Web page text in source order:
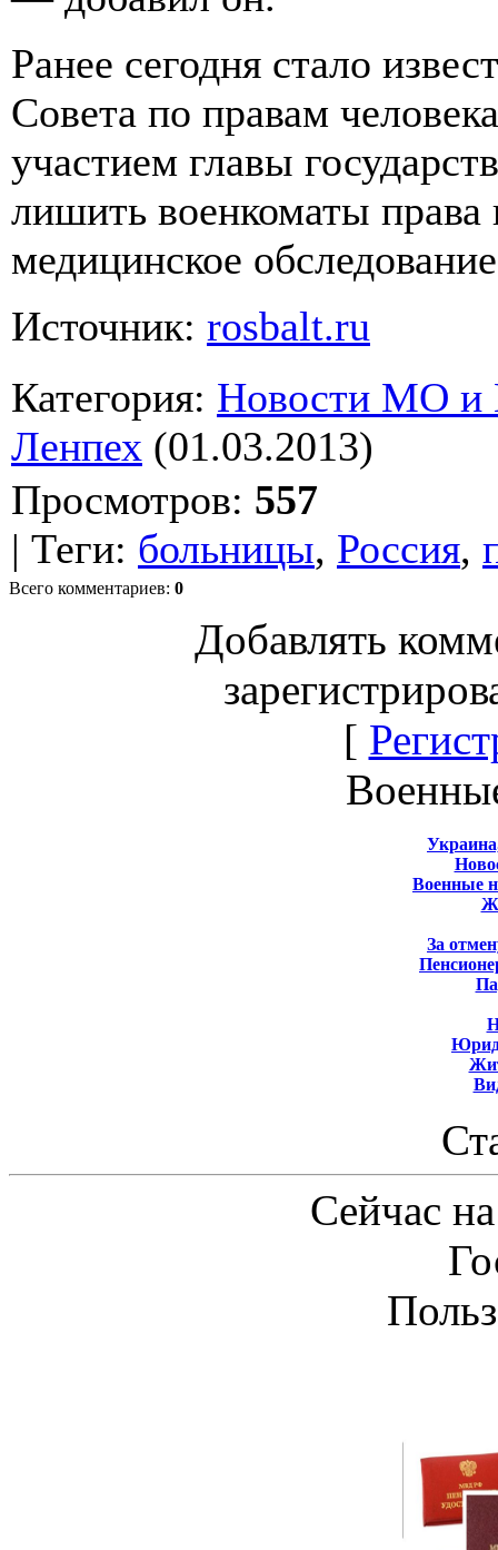
Ранее сегодня стало
Совета по правам
участием главы
лишить военкоматы права
медицинское
Источник: rosbalt.ru
Категория: Новости МО
Ленпех (01.03.2013)
Просмотров: 557
| Теги: больницы, Россия,
Всего комментариев: 0
Добавлять
[
Военные
За
Сейчас